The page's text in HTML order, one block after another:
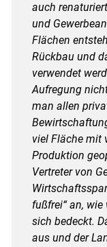
auch
und
Flächen
Rückbau und
verwendet
Aufregung
man allen
viel Fläche mit
Produktion
Vertreter von
fußfrei“ an,
sich bedeckt.
aus und der